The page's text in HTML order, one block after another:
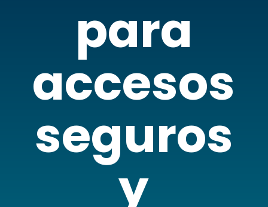
para
accesos
seguros
y